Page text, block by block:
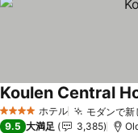
4 ホテルのランク
ホテル モダンで
Koulen Central
9.5 大満足 3,385